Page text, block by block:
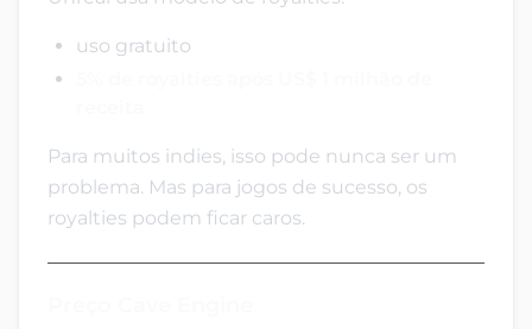
uso gratuito
Para muitos indies, isso pode nunca ser um
problema. Mas para jogos de sucesso, os
royalties podem ficar caros.